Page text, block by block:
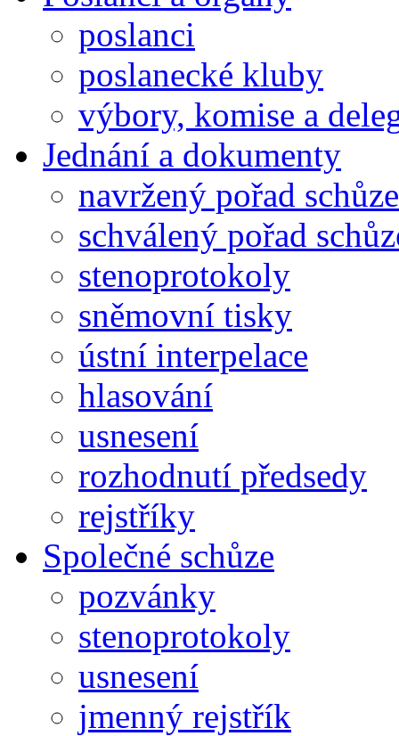
poslanci
poslanecké kluby
výbory, komise a
Jednání a dokumenty
navržený pořad schůze
schválený pořad
stenoprotokoly
sněmovní tisky
ústní interpelace
hlasování
usnesení
rozhodnutí předsedy
rejstříky
Společné schůze
pozvánky
stenoprotokoly
usnesení
jmenný rejstřík